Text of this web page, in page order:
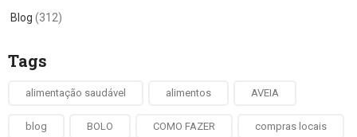
Blog (312)
Tags
alimentação saudável alimentos AVEIA
blog BOLO COMO FAZER compras locais